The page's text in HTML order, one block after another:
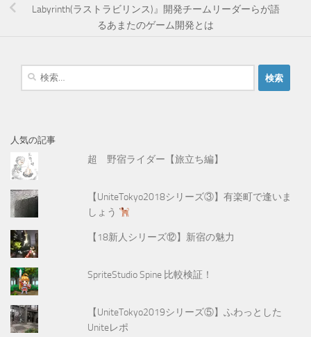
Labyrinth(ラストラビリンス)』開発チームリーダーらが語
るあまたのゲーム開発とは
検
人気の記事
超 野宿ライダー【旅立ち編】
【UniteTokyo2018シリーズ③】有楽町で逢いま
しょう
【18新人シリーズ⑫】新宿の魅力
SpriteStudio Spine 比較検証！
【UniteTokyo2019シリーズ⑤】ふわっとした
Uniteレポ